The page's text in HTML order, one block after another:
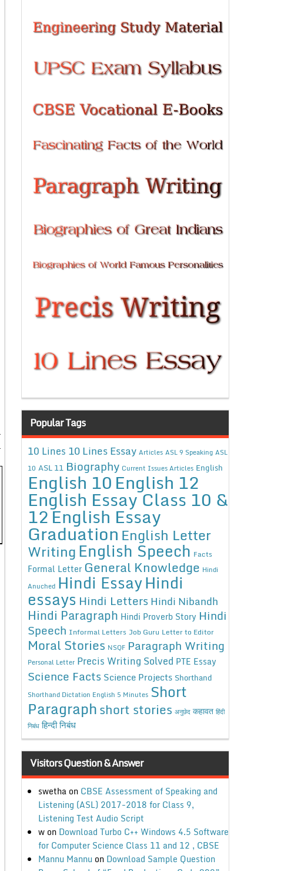
Popular Tags
10 Lines 10 Lines Essay Articles ASL 9 Speaking ASL
10 ASL 11 Biography Current Issues Articles English
English 10English 12
English Essay Class 10 &
12English Essay
Graduation English Letter
WritingEnglish Speech Facts
Formal Letter General Knowledge Hindi
Anuched Hindi EssayHindi
essays Hindi Letters Hindi Nibandh
Hindi Paragraph Hindi Proverb Story Hindi
Speech Informal Letters Job Guru Letter to Editor
Moral Stories NSQF Paragraph Writing
Personal Letter Precis Writing Solved PTE Essay
Science Facts Science Projects Shorthand
Shorthand Dictation English 5 Minutes Short
Paragraphshort stories अनुछेद कहावत हिंदी
निबंध हिन्दी निबंध
Visitors Question & Answer
swethaon CBSE Assessment of Speaking and
Listening (ASL) 2017-2018 for Class 9,
Listening Test Audio Script
won Download Turbo C++ Windows 4.5 Software
for Computer Science Class 11 and 12 , CBSE
Mannu Mannu on Download Sample Question